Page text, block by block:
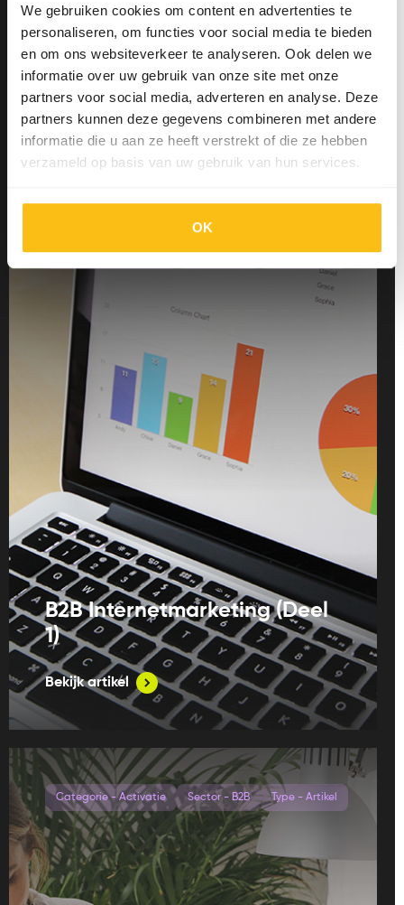
We gebruiken cookies om content en advertenties te
personaliseren, om functies voor social media te bieden
en om ons websiteverkeer te analyseren. Ook delen we
informatie over uw gebruik van onze site met onze
partners voor social media, adverteren en analyse. Deze
partners kunnen deze gegevens combineren met andere
informatie die u aan ze heeft verstrekt of die ze hebben
verzameld op basis van uw gebruik van hun services.
OK
Download whitepaper
Gerelateerde berichten
Categorie - Activatie Sector - B2B Type - Artikel
B2B Internetmarketing (Deel
1)
Bekijk artikel
Categorie - Activatie Sector - B2B Type - Artikel